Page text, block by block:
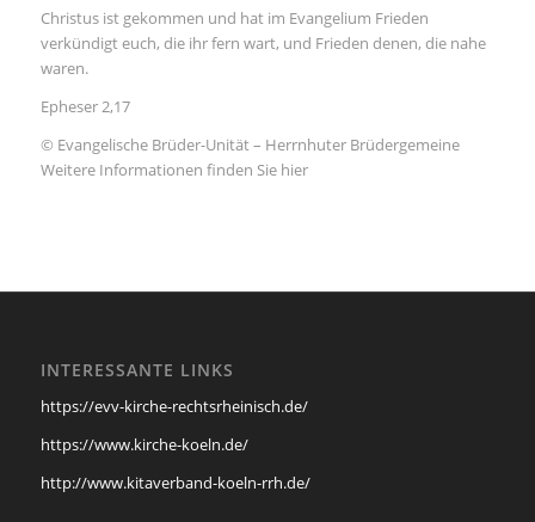
Christus ist gekommen und hat im Evangelium Frieden
verkündigt euch, die ihr fern wart, und Frieden denen, die nahe
waren.
Epheser 2,17
© Evangelische Brüder-Unität – Herrnhuter Brüdergemeine
Weitere Informationen finden Sie hier
INTERESSANTE LINKS
https://evv-kirche-rechtsrheinisch.de/
https://www.kirche-koeln.de/
http://www.kitaverband-koeln-rrh.de/